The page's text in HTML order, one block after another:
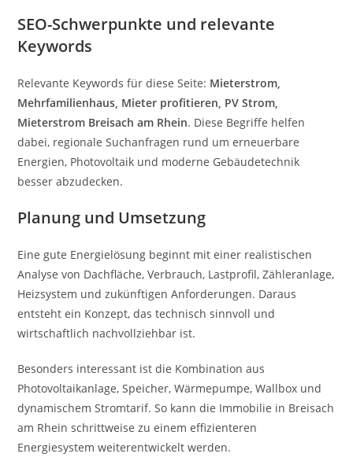
SEO-Schwerpunkte und relevante
Keywords
Relevante Keywords für diese Seite: Mieterstrom,
Mehrfamilienhaus, Mieter profitieren, PV Strom,
Mieterstrom Breisach am Rhein. Diese Begriffe helfen
dabei, regionale Suchanfragen rund um erneuerbare
Energien, Photovoltaik und moderne Gebäudetechnik
besser abzudecken.
Planung und Umsetzung
Eine gute Energielösung beginnt mit einer realistischen
Analyse von Dachfläche, Verbrauch, Lastprofil, Zähleranlage,
Heizsystem und zukünftigen Anforderungen. Daraus
entsteht ein Konzept, das technisch sinnvoll und
wirtschaftlich nachvollziehbar ist.
Besonders interessant ist die Kombination aus
Photovoltaikanlage, Speicher, Wärmepumpe, Wallbox und
dynamischem Stromtarif. So kann die Immobilie in Breisach
am Rhein schrittweise zu einem effizienteren
Energiesystem weiterentwickelt werden.